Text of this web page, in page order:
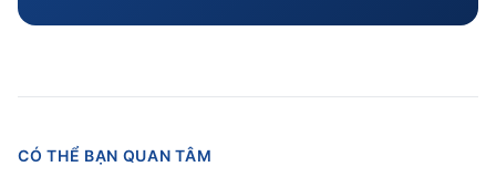
CÓ THỂ BẠN QUAN TÂM